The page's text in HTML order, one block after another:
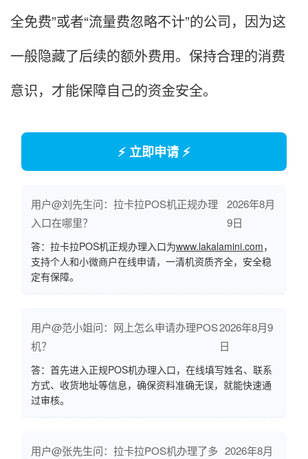
全免费”或者“流量费忽略不计”的公司，因为这
一般隐藏了后续的额外费用。保持合理的消费
意识，才能保障自己的资金安全。
⚡ 立即申请 ⚡
用户@刘先生问：拉卡拉POS机正规办理
入口在哪里？
2026年8月
9日
答：拉卡拉POS机正规办理入口为www.lakalamini.com，
支持个人和小微商户在线申请，一清机资质齐全，安全稳
定有保障。
用户@范小姐问：网上怎么申请办理POS
机？
2026年8月9
日
答：首先进入正规POS机办理入口，在线填写姓名、联系
方式、收货地址等信息，确保资料准确无误，就能快速通
过审核。
用户@张先生问：拉卡拉POS机办理了多 2026年8月